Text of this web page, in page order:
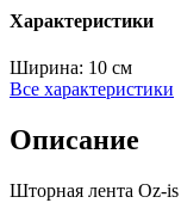
Характеристики
Ширина: 10 см
Все характеристики
Описание
Шторная лента Oz-